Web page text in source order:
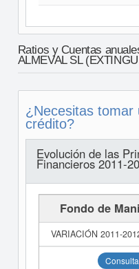
Ratios y Cuentas
ALMEVAL SL
¿Necesitas tomar
crédito?
Evolución de las
Financieros 2011-
Fondo de